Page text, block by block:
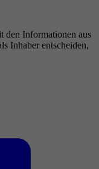
den Informationen aus
Inhaber entscheiden,